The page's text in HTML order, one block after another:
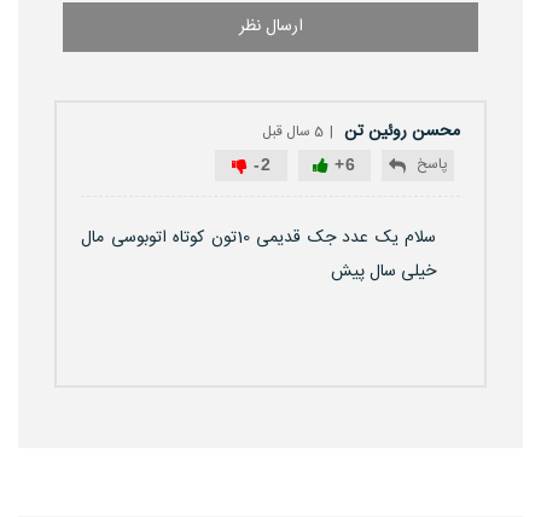
ارسال نظر
محسن روئین تن
5 سال قبل
پاسخ
6
+
2
-
سلام یک عدد جک قدیمی 10تون کوتاه اتوبوسی مال
خیلی سال پیش